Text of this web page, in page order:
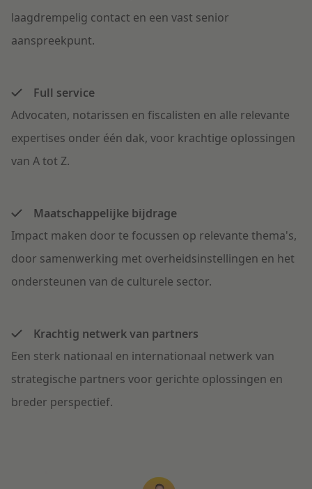
laagdrempelig contact en een vast senior
aanspreekpunt.
Full service
Advocaten, notarissen en fiscalisten en alle relevante
expertises onder één dak, voor krachtige oplossingen
van A tot Z.
Maatschappelijke bijdrage
Impact maken door te focussen op relevante thema's,
door samenwerking met overheidsinstellingen en het
ondersteunen van de culturele sector.
Krachtig netwerk van partners
Een sterk nationaal en internationaal netwerk van
strategische partners voor gerichte oplossingen en
breder perspectief.